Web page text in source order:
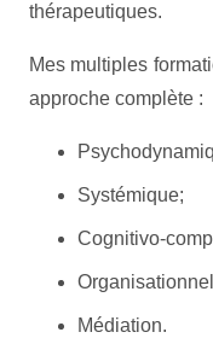
thérapeutiques.
Mes multiples
approche complète :
Systémique;
Cognitivo-
Médiation.